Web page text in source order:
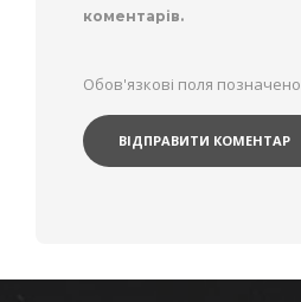
коментарів.
Обов'язкові поля позначено